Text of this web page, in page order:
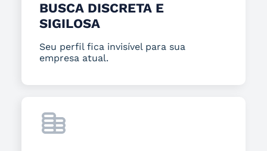
BUSCA DISCRETA E
SIGILOSA
Seu perfil fica invisível para sua
empresa atual.